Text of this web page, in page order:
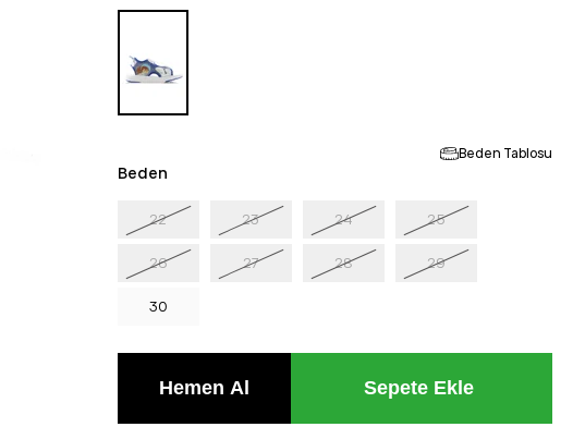
Beden Tablosu
Beden
22 23 24 25
26 27 28 29
30